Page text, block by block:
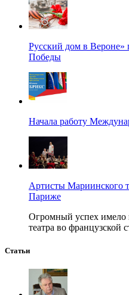
Русский дом в Вероне»
Победы
Начала работу
Артисты Мариинского
Париже
Огромный успех имело
театра во французской
Статьи